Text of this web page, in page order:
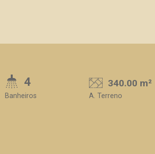
4
Banheiros
340.00 m²
A. Terreno